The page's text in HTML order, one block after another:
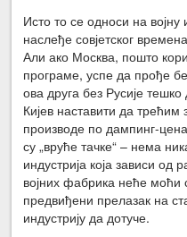
Исто то се односи на војну
наслеђе совјетског
Али ако Москва, пошто
програме, успе да прође
ова друга без Русије
Кијев наставити да
производе по дампинг-
су „вруће тачке“ – нема
индустрија која зависи од
војних фабрика неће
предвиђени прелазак на
индустрију да дотуче.